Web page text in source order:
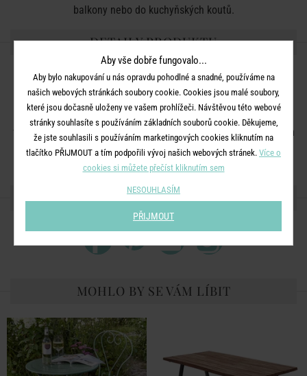
balkony nebo do kuchyňských koutů.
DETAILY PRODUKTU
Rozměry:průměr 60 x V 74 cm
Materiál:ocel
Další informace:Vhodné pro vnitřní i venkovní použití. Utírejte
vlhkým hadříkem. Drobné škrábance lze ošetřit pečujícím lakem
ve spreji.
SDÍLEJTE S PŘÁTELI
MOHLO BY SE VÁM LÍBIT
Aby vše dobře fungovalo...
Aby bylo nakupování u nás opravdu pohodlné a snadné, používáme na
našich webových stránkách soubory cookie. Cookies jsou malé soubory,
které jsou dočasně uloženy ve vašem prohlížeči. Návštěvou této webové
stránky souhlasíte s používáním základních souborů cookie. Děkujeme,
že jste souhlasili s používáním marketingových cookies kliknutím na
tlačítko PŘIJMOUT a tím podpořili vývoj našich webových stránek. Více o
cookies si můžete přečíst kliknutím sem
NESOUHLASÍM
PŘIJMOUT